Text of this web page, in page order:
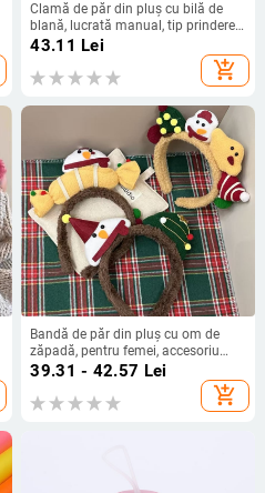
Clamă de păr din pluș cu bilă de
blană, lucrată manual, tip prindere
gripper, stil retro, pentru femei
43.11 Lei
add_shopping_cart
Bandă de păr din pluș cu om de
zăpadă, pentru femei, accesoriu
pentru fotografii, stil cartoon,
39.31 - 42.57 Lei
add_shopping_cart